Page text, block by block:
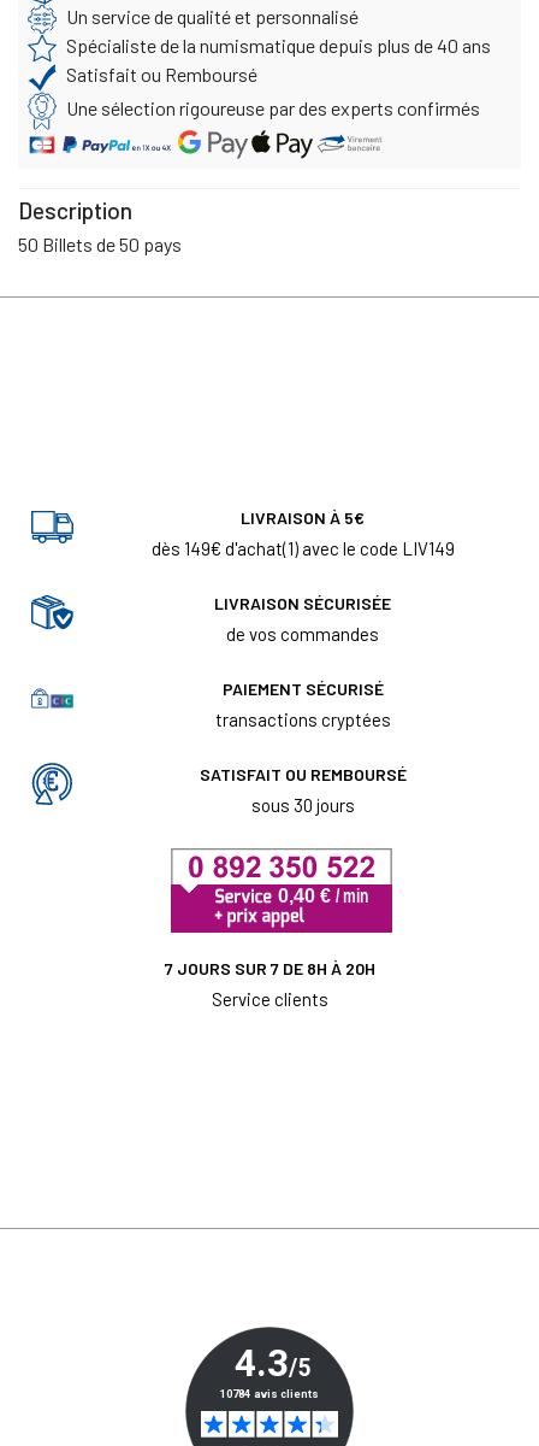
Un service de qualité et personnalisé
Spécialiste de la numismatique depuis plus de 40 ans
Satisfait ou Remboursé
Une sélection rigoureuse par des experts confirmés
Description
50 Billets de 50 pays
LIVRAISON À 5€
dès 149€ d'achat(1) avec le code LIV149
LIVRAISON SÉCURISÉE
de vos commandes
PAIEMENT SÉCURISÉ
transactions cryptées
SATISFAIT OU REMBOURSÉ
sous 30 jours
7 JOURS SUR 7 DE 8H À 20H
Service clients